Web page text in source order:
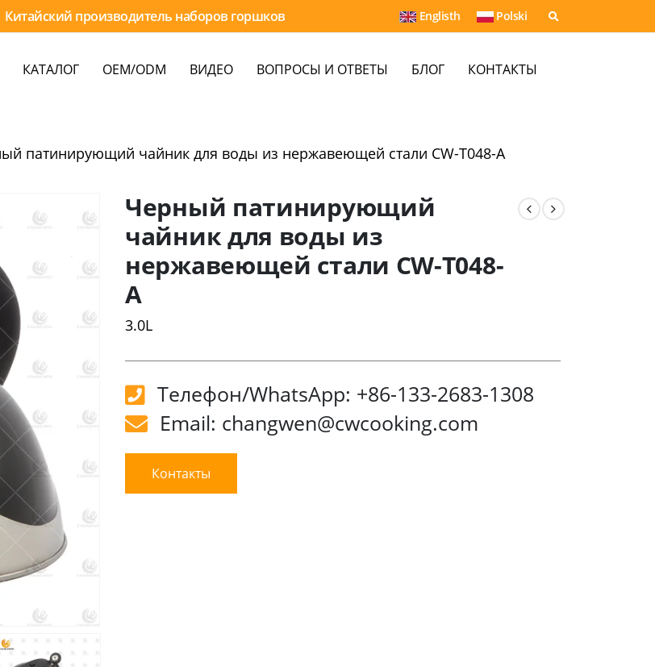
Китайский производитель наборов горшков Englisth Polski
КАТАЛОГ OEM/ODM ВИДЕО ВОПРОСЫ И ОТВЕТЫ БЛОГ КОНТАКТЫ
патинирующий чайник для воды из нержавеющей стали CW-T048-A
Черный патинирующий
чайник для воды из
нержавеющей стали CW-T048-
A
3.0L
Телефон/WhatsApp: +86-133-2683-1308
Email: changwen@cwcooking.com
Контакты